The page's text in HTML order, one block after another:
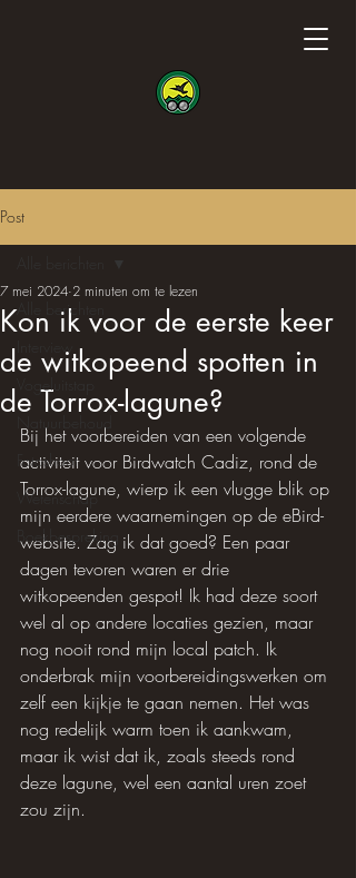
Post
Alle berichten
Interview
Vogeluitstap
Natuurbehoud
Fotoshoot
Wetenschap
Boekbespreking
Kon ik voor de eerste keer
de witkopeend spotten in
de Torrox-lagune?
7 mei 2024 2 minuten om te lezen
Bij het voorbereiden van een volgende
activiteit voor Birdwatch Cadiz, rond de
Torrox-lagune, wierp ik een vlugge blik op
mijn eerdere waarnemingen op de eBird-
website. Zag ik dat goed? Een paar
dagen tevoren waren er drie
witkopeenden gespot! Ik had deze soort
wel al op andere locaties gezien, maar
nog nooit rond mijn local patch. Ik
onderbrak mijn voorbereidingswerken om
zelf een kijkje te gaan nemen. Het was
nog redelijk warm toen ik aankwam,
maar ik wist dat ik, zoals steeds rond
deze lagune, wel een aantal uren zoet
zou zijn.